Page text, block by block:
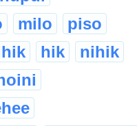
milo piso
hik nihik